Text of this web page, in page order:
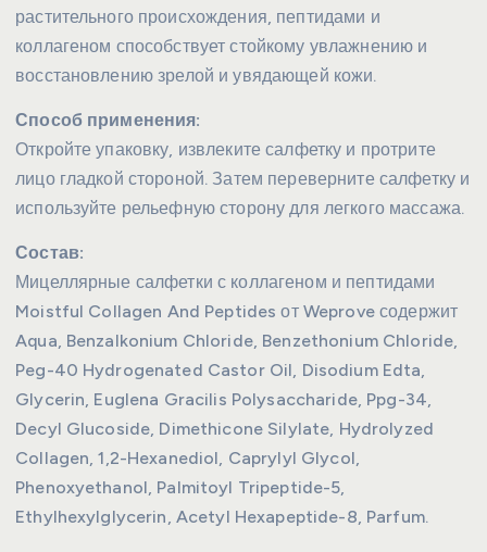
растительного происхождения, пептидами и
коллагеном способствует стойкому увлажнению и
восстановлению зрелой и увядающей кожи.
Способ применения:
Откройте упаковку, извлеките салфетку и протрите
лицо гладкой стороной. Затем переверните салфетку и
используйте рельефную сторону для легкого массажа.
Состав:
Мицеллярные салфетки с коллагеном и пептидами
Moistful Collagen And Peptides от Weprove содержит
Aqua, Benzalkonium Chloride, Benzethonium Chloride,
Peg-40 Hydrogenated Castor Oil, Disodium Edta,
Glycerin, Euglena Gracilis Polysaccharide, Ppg-34,
Decyl Glucoside, Dimethicone Silylate, Hydrolyzed
Collagen, 1,2-Hexanediol, Caprylyl Glycol,
Phenoxyethanol, Palmitoyl Tripeptide-5,
Ethylhexylglycerin, Acetyl Hexapeptide-8, Parfum.